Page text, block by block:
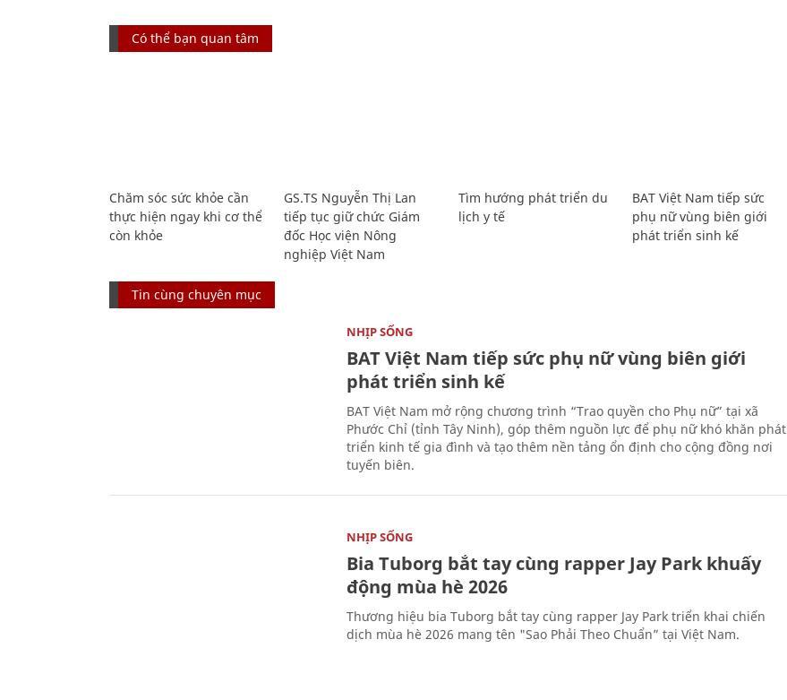
Có thể bạn quan tâm
Chăm sóc sức khỏe cần
thực hiện ngay khi cơ thể
còn khỏe
GS.TS Nguyễn Thị Lan
tiếp tục giữ chức Giám
đốc Học viện Nông
nghiệp Việt Nam
Tìm hướng phát triển du
lịch y tế
BAT Việt Nam tiếp sức
phụ nữ vùng biên giới
phát triển sinh kế
Tin cùng chuyên mục
NHỊP SỐNG
BAT Việt Nam tiếp sức phụ nữ vùng biên giới
phát triển sinh kế
BAT Việt Nam mở rộng chương trình “Trao quyền cho Phụ nữ” tại xã
Phước Chỉ (tỉnh Tây Ninh), góp thêm nguồn lực để phụ nữ khó khăn phát
triển kinh tế gia đình và tạo thêm nền tảng ổn định cho cộng đồng nơi
tuyến biên.
NHỊP SỐNG
Bia Tuborg bắt tay cùng rapper Jay Park khuấy
động mùa hè 2026
Thương hiệu bia Tuborg bắt tay cùng rapper Jay Park triển khai chiến
dịch mùa hè 2026 mang tên "Sao Phải Theo Chuẩn” tại Việt Nam.